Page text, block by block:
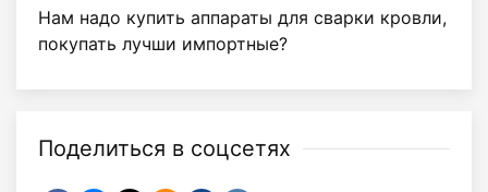
Нам надо купить аппараты для сварки кровли,
покупать лучши импортные?
Поделиться в соцсетях